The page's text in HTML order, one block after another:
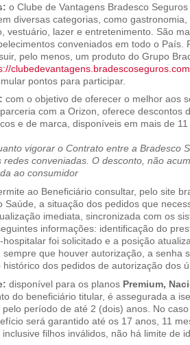
o Clube de Vantagens Bradesco
diversas categorias, como
vestuário, lazer e entretenimento. São
conveniados em todo o País.
pelo menos, um produto do Grupo
pontos para participar.
com o objetivo de oferecer o melhor aos
com a Orizon, oferece descontos
e de marca, disponíveis em mais de
vigorar o Contrato entre a Bradesco
redes conveniadas. O desconto, não
ao consumidor
ao Beneficiário consultar, pelo site
Saúde, a situação dos pedidos que
imediata, sincronizada com os
informações: identificação do
foi solicitado e a posição
sempre que houver autorização, a senha
dos pedidos de autorização dos
disponível para os planos Premium,
do beneficiário titular, é assegurada a
período de até 2 (dois) anos. No
será garantido até os 17 anos, 11
filhos inválidos, não há limite de